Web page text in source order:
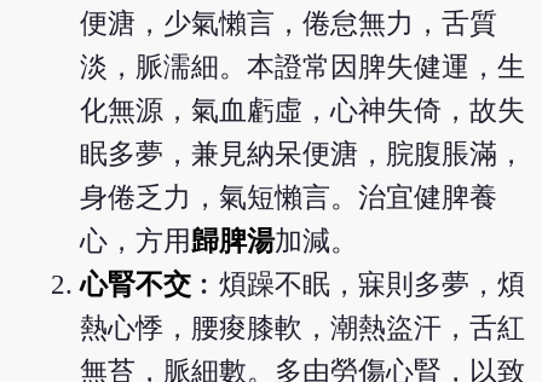
便溏，少氣懶言，倦怠無力，舌質
淡，脈濡細。本證常因脾失健運，生
化無源，氣血虧虛，心神失倚，故失
眠多夢，兼見納呆便溏，脘腹脹滿，
身倦乏力，氣短懶言。治宜健脾養
心，方用歸脾湯加減。
心腎不交 ︰煩躁不眠，寐則多夢，煩
熱心悸，腰痠膝軟，潮熱盜汗，舌紅
無苔，脈細數。多由勞傷心腎，以致